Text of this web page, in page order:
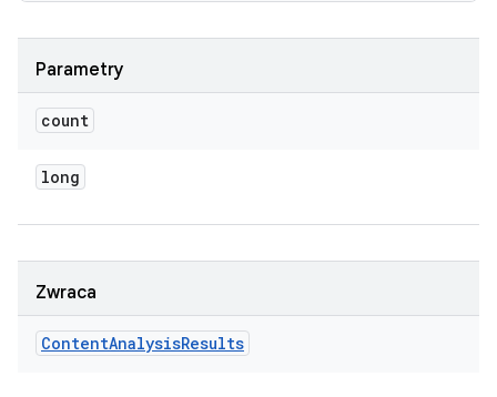
Parametry
count
long
Zwraca
ContentAnalysisResults